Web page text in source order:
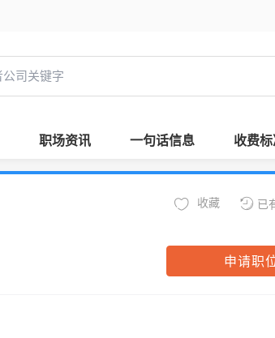
职场资讯 一句话信息 收费
已
收藏
申请职